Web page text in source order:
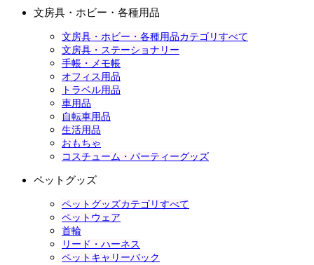
文房具・ホビー・各種用品
文房具・ホビー・各種用品カテゴリすべて
文房具・ステーショナリー
手帳・メモ帳
オフィス用品
トラベル用品
車用品
自転車用品
生活用品
おもちゃ
コスチューム・パーティーグッズ
ペットグッズ
ペットグッズカテゴリすべて
ペットウェア
首輪
リード・ハーネス
ペットキャリーバック